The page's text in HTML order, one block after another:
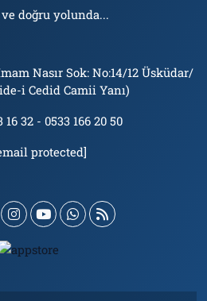
doğru yolunda...
Nasır Sok: No:14/12 Üsküdar/
i Cedid Camii Yanı)
16 32 - 0533 166 20 50
protected]